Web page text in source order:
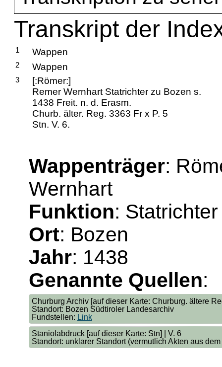
Transkript der
1 Wappen
2 Wappen
3
[:Römer:]
Remer Wernhart Statrichter zu Bozen s.
1438 Freit. n. d. Erasm.
Churb. älter. Reg. 3363 Fr x P. 5
Stn. V. 6.
Wappenträger:
Wernhart
Funktion: Statrichter
Ort: Bozen
Jahr: 1438
Genannte Quellen:
Churburg Archiv [auf dieser Karte: Churburg. ältere
Standort: Bozen Südtiroler Landesarchiv
Fundstellen: Link
Staniolabdruck [auf dieser Karte: Stn] | V. 6
Standort: unklarer Standort (vermutlich Akten aus